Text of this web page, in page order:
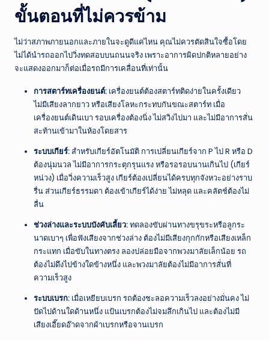
ขั้นตอนที่ไม่ควรข้าม
ไม่ว่าสภาพภายนอกและภายในจะดูดีแค่ไหน คุณไม่ควรตัดสินใจซื้อโดย
ไม่ได้นำรถออกไปวิ่งทดสอบบนถนนจริง เพราะอาการผิดปกติหลายอย่าง
จะแสดงออกมาก็ต่อเมื่อรถมีการเคลื่อนที่เท่านั้น
การสตาร์ทเครื่องยนต์: เครื่องยนต์ต้องสตาร์ทติดง่ายในครั้งเดียว
ไม่มีเสียงลากยาว หรือเสียงโลหะกระทบกันขณะสตาร์ท เมื่อ
เครื่องยนต์เดินเบา รอบเครื่องต้องนิ่ง ไม่สวิงไปมา และไม่มีอาการสั่น
สะท้านเข้ามาในห้องโดยสาร
ระบบเกียร์:สำหรับเกียร์อัตโนมัติ การเปลี่ยนเกียร์จาก P ไป R หรือ D
ต้องนุ่มนวล ไม่มีอาการกระตุกรุนแรง หรือรอรอบนานเกินไป (เกียร์
หน่วง) เมื่อวิ่งความเร็วสูง เกียร์ต้องเปลี่ยนได้ครบทุกจังหวะอย่างราบ
รื่น ส่วนเกียร์ธรรมดา ต้องเข้าเกียร์ได้ง่าย ไม่หลุด และคลัตช์ต้องไม่
ลื่น
ช่วงล่างและระบบบังคับเลี้ยว:ทดลองขับผ่านทางขรุขระหรือลูกระ
นาดเบาๆ เพื่อฟังเสียงจากช่วงล่าง ต้องไม่มีเสียงกุกกักหรือเสียงเหล็ก
กระแทก เมื่อขับในทางตรง ลองปล่อยมือจากพวงมาลัยเล็กน้อย รถ
ต้องไม่ดึงไปข้างใดข้างหนึ่ง และพวงมาลัยต้องไม่มีอาการสั่นที่
ความเร็วสูง
ระบบเบรก: เมื่อเหยียบเบรก รถต้องชะลอความเร็วลงอย่างมั่นคง ไม่
ปัดไปด้านใดด้านหนึ่ง แป้นเบรกต้องไม่จมลึกเกินไป และต้องไม่มี
เสียงเอี๊ยดอ๊าดจากผ้าเบรกหรือจานเบรก